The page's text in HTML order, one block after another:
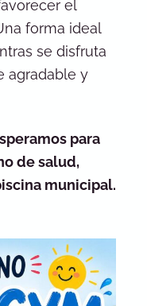
el
forma ideal
se disfruta
agradable y
para
de salud,
municipal.